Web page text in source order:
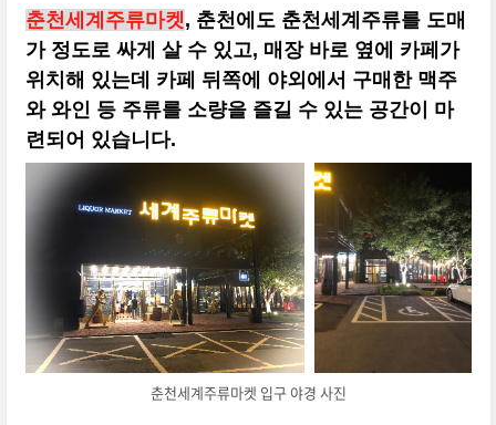
춘천세계주류마켓, 춘천에도 춘천세계주류를 도매
가 정도로 싸게 살 수 있고, 매장 바로 옆에 카페가
위치해 있는데 카페 뒤쪽에 야외에서 구매한 맥주
와 와인 등 주류를 소량을 즐길 수 있는 공간이 마
련되어 있습니다.
춘천세계주류마켓 입구 야경 사진